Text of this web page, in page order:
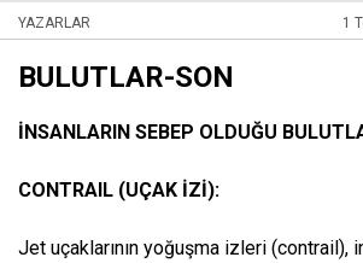
YAZARLAR 1
BULUTLAR-SON
İNSANLARIN SEBEP OLDUĞU
CONTRAIL (UÇAK İZİ):
Jet uçaklarının yoğuşma izleri (contrail),